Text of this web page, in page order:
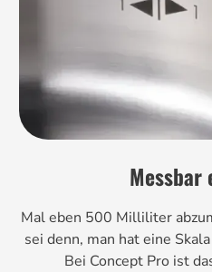
Messbar
Mal eben 500 Milliliter
sei denn, man hat eine
Bei Concept Pro ist